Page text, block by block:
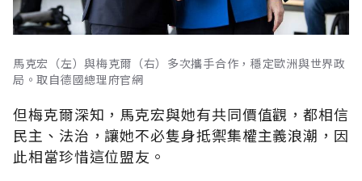
馬克宏（左）與梅克爾（右）多次攜手合作，穩定歐洲與世界政
局。取自德國總理府官網
但梅克爾深知，馬克宏與她有共同價值觀，都相信
民主、法治，讓她不必隻身抵禦集權主義浪潮，因
此相當珍惜這位盟友。